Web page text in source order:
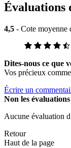
Évaluations
4,5 - Cote moyenne
Dites-nous ce que
Vos précieux
Écrire un
Non les
Aucune évaluation
Retour
Haut de la page